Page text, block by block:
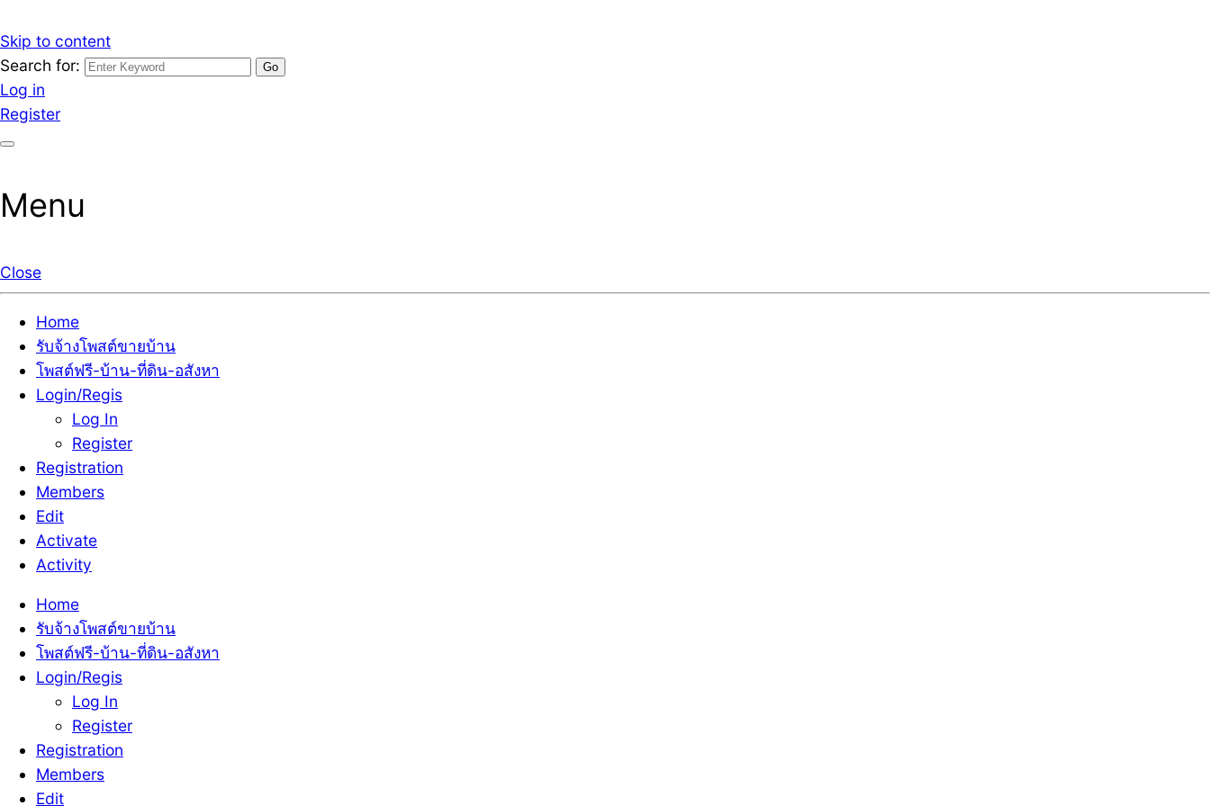
Skip to content
รับจ้างโพสต์ขายบ้านราคาถูก รับโพสต์ลงเว็บขายบ้าน ที่ดิน อสังหา โพสต์คุณภาพ ราคาคุ้มค่า แตกต่างกว่า
เว็บไซต์ รับจ้างโพสต์ขายบ้านราคาถูก อสังหา ทีดิน โพสต์ลงเว็บขายบ้าน รับโพสต์ที่ดิน อสังหา เน้นผลงาน รับรองคุณภาพ ติดกูเกิ้ลหน้าแรกทุกโพสต์ได้จริง ที่เดียวในไทย
Search for:
Log in
Register
Menu
Close
Home
รับจ้างโพสต์ขายบ้าน
โพสต์ฟรี-บ้าน-ที่ดิน-อสังหา
Login/Regis
Log In
Register
Registration
Members
Edit
Activate
Activity
Home
รับจ้างโพสต์ขายบ้าน
โพสต์ฟรี-บ้าน-ที่ดิน-อสังหา
Login/Regis
Log In
Register
Registration
Members
Edit